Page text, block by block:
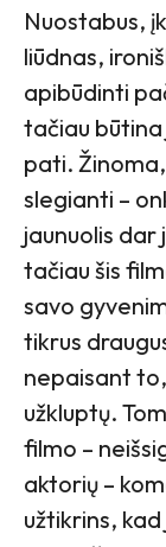
Nuostabus,
liūdnas,
apibūdinti
tačiau
pati.
slegianti –
jaunuolis dar
tačiau šis
savo
tikrus
nepaisant
užkluptų.
filmo –
aktorių –
užtikrins,